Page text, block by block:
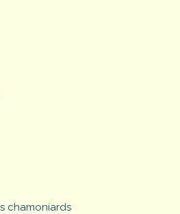
chamoniards